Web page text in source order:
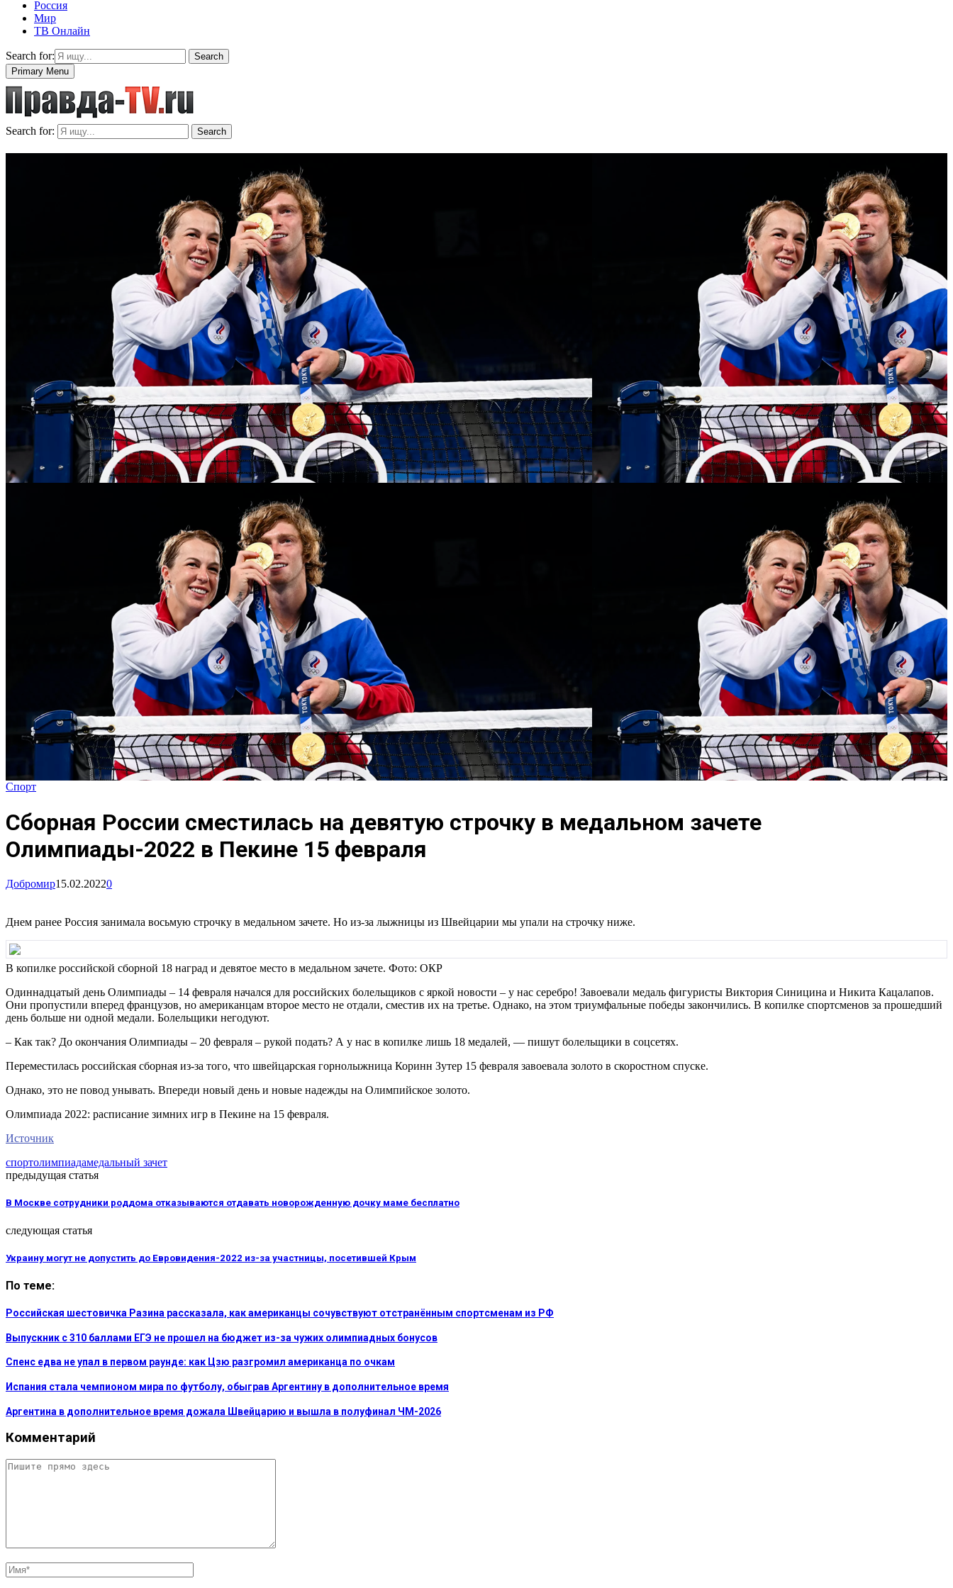
Россия
Мир
ТВ Онлайн
Search for:
Search
Primary Menu
Search for: Search
Спорт
Сборная России сместилась на девятую строчку в медальном зачете
Олимпиады-2022 в Пекине 15 февраля
Добромир15.02.20220
Днем ранее Россия занимала восьмую строчку в медальном зачете. Но из-за лыжницы из Швейцарии мы упали на строчку ниже.
В копилке российской сборной 18 наград и девятое место в медальном зачете. Фото: ОКР
Одиннадцатый день Олимпиады – 14 февраля начался для российских болельщиков с яркой новости – у нас серебро! Завоевали медаль фигуристы Виктория Синицина и Никита Кацалапов.
Они пропустили вперед французов, но американцам второе место не отдали, сместив их на третье. Однако, на этом триумфальные победы закончились. В копилке спортсменов за прошедший
день больше ни одной медали. Болельщики негодуют.
– Как так? До окончания Олимпиады – 20 февраля – рукой подать? А у нас в копилке лишь 18 медалей, — пишут болельщики в соцсетях.
Переместилась российская сборная из-за того, что швейцарская горнолыжница Коринн Зутер 15 февраля завоевала золото в скоростном спуске.
Однако, это не повод унывать. Впереди новый день и новые надежды на Олимпийское золото.
Олимпиада 2022: расписание зимних игр в Пекине на 15 февраля.
Источник
спортолимпиадамедальный зачет
предыдущая статья
В Москве сотрудники роддома отказываются отдавать новорожденную дочку маме бесплатно
следующая статья
Украину могут не допустить до Евровидения-2022 из-за участницы, посетившей Крым
По теме:
Российская шестовичка Разина рассказала, как американцы сочувствуют отстранённым спортсменам из РФ
Выпускник с 310 баллами ЕГЭ не прошел на бюджет из-за чужих олимпиадных бонусов
Спенс едва не упал в первом раунде: как Цзю разгромил американца по очкам
Испания стала чемпионом мира по футболу, обыграв Аргентину в дополнительное время
Аргентина в дополнительное время дожала Швейцарию и вышла в полуфинал ЧМ-2026
Комментарий